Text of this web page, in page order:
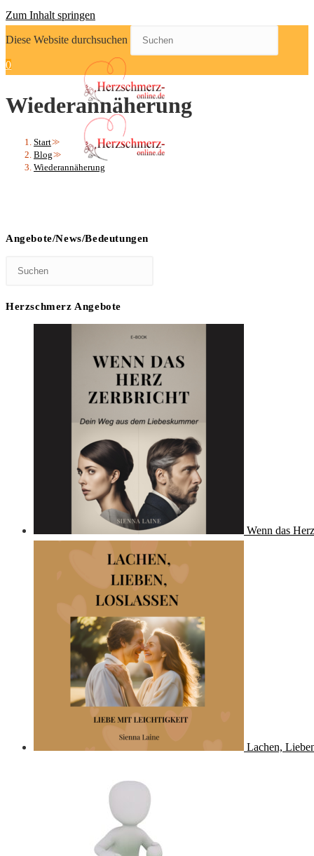
Zum Inhalt springen
Diese Website durchsuchen
0
Wiederannäherung
Start>>
Blog>>
Wiederannäherung
Angebote/News/Bedeutungen
Herzschmerz Angebote
Wenn das
Lachen,